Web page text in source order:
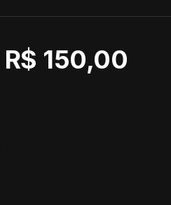
R$ 150,00